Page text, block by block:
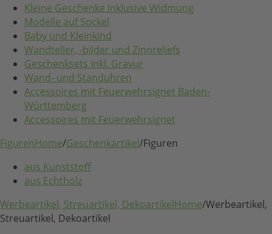
Kleine Geschenke inklusive Widmung
Modelle auf Sockel
Baby und Kleinkind
Wandteller, -bilder und Zinnreliefs
Geschenksets inkl. Gravur
Wand- und Standuhren
Accessoires mit Feuerwehrsignet Baden-
Württemberg
Accessoires mit Feuerwehrsignet
FigurenHome/Geschenkartikel/Figuren
aus Kunststoff
aus Echtholz
Werbeartikel, Streuartikel, DekoartikelHome/Werbeartikel,
Streuartikel, Dekoartikel